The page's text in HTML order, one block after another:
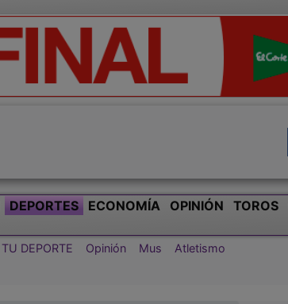
DEPORTES ECONOMÍA OPINIÓN TOROS
TU DEPORTE Opinión Mus
Atletismo